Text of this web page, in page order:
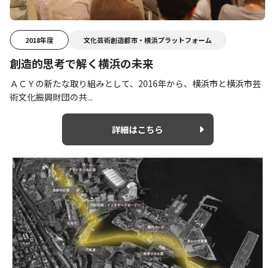
2018年度 文化芸術創造都市・横浜プラットフォーム
創造的思考で解く横浜の未来
ＡＣＹの新たな取り組みとして、2016年から、横浜市と横浜市芸
術文化振興財団の共...
詳細はこちら